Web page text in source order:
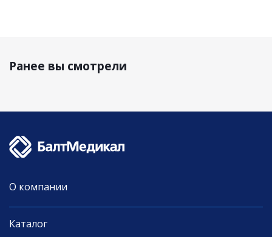
Ранее вы смотрели
О компании
Каталог